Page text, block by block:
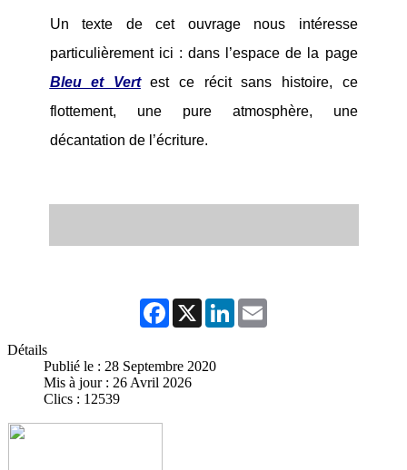
Un texte de cet ouvrage nous intéresse
particulièrement ici : dans l’espace de la page
Bleu et Vertest ce récit sans histoire, ce
flottement, une pure atmosphère, une
décantation de l’écriture.
Facebook
X LinkedIn
Détails
Publié le : 28 Septembre 2020
Mis à jour : 26 Avril 2026
Clics : 12539